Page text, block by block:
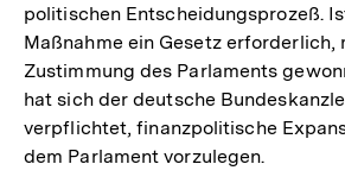
politischen Entscheidungsprozeß.
Maßnahme ein Gesetz erforderlich,
Zustimmung des Parlaments
hat sich der deutsche
verpflichtet, finanzpolitische
dem Parlament vorzulegen.